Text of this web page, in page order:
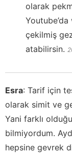
olarak
Youtube’da
çekilmiş
atabilirsin.
Esra: Tarif için
olarak simit ve
Yani farklı
bilmiyordum.
hepsine gevrek